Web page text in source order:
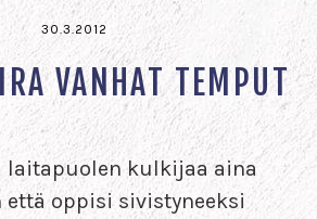
30.3.2012
VANHAT TEMPUT
laitapuolen kulkijaa aina
oppisi sivistyneeksi